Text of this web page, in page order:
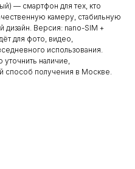
— смартфон для тех, кто
камеру, стабильную
дизайн. Версия: nano-SIM +
для фото, видео,
использования.
наличие,
способ получения в Москве.